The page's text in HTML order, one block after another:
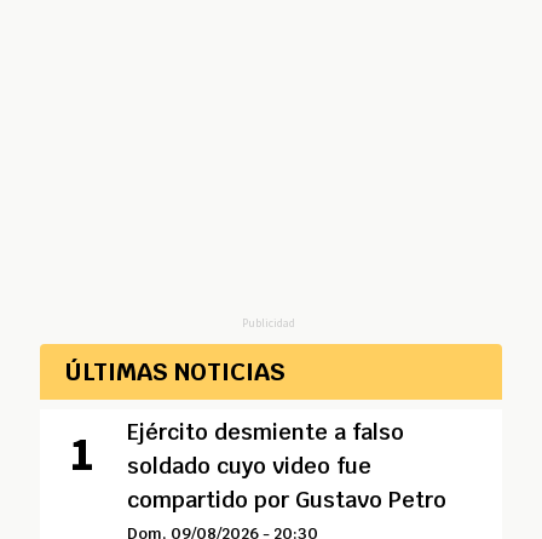
Publicidad
ÚLTIMAS NOTICIAS
Ejército desmiente a falso
soldado cuyo video fue
compartido por Gustavo Petro
Dom, 09/08/2026 - 20:30